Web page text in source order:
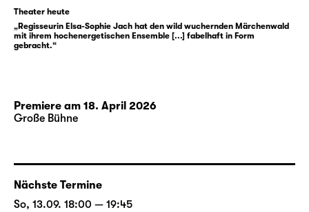
bislang vom Rest des Landes getrennt. Nun
schien der Wiedervereinigung nichts mehr im
Weg zu stehen. Diese wurde dazu gespickt
Und wenn sie nicht gestorben sind, dann
und ohne Spindel weitergesponnen, von
Gedanken getrimmt: werden von einer
Theater heute
„Regisseurin Elsa-Sophie Jach hat den wild wuchernden Märchenwald
mit ihrem hochenergetischen Ensemble [...] fabelhaft in Form
gebracht.“
Premiere am 18. April 2026
Große Bühne
Nächste Termine
So, 13.09. 18:00 — 19:45